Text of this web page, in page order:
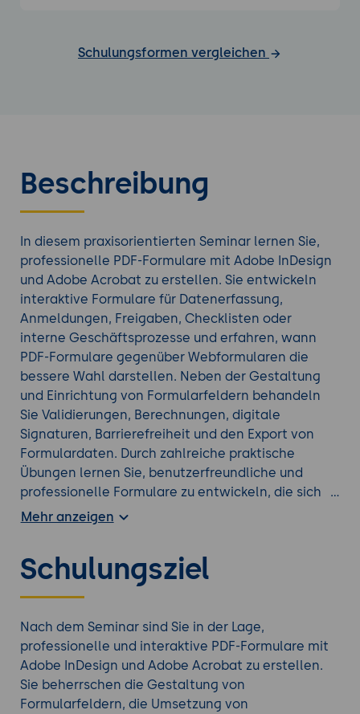
Schulungsformen vergleichen
Beschreibung
In diesem praxisorientierten Seminar lernen Sie,
professionelle PDF-Formulare mit Adobe InDesign
und Adobe Acrobat zu erstellen. Sie entwickeln
interaktive Formulare für Datenerfassung,
Anmeldungen, Freigaben, Checklisten oder
interne Geschäftsprozesse und erfahren, wann
PDF-Formulare gegenüber Webformularen die
bessere Wahl darstellen. Neben der Gestaltung
und Einrichtung von Formularfeldern behandeln
Sie Validierungen, Berechnungen, digitale
Signaturen, Barrierefreiheit und den Export von
Formulardaten. Durch zahlreiche praktische
Übungen lernen Sie, benutzerfreundliche und
professionelle Formulare zu entwickeln, die sich
effizient in bestehende Geschäftsprozesse
Erfahren Sie mehr durch eine zusätzliche
aus unserem Seminarangebot.
Mehr anzeigen
Schulungsziel
Nach dem Seminar sind Sie in der Lage,
professionelle und interaktive PDF-Formulare mit
Adobe InDesign und Adobe Acrobat zu erstellen.
Sie beherrschen die Gestaltung von
Formularfeldern, die Umsetzung von